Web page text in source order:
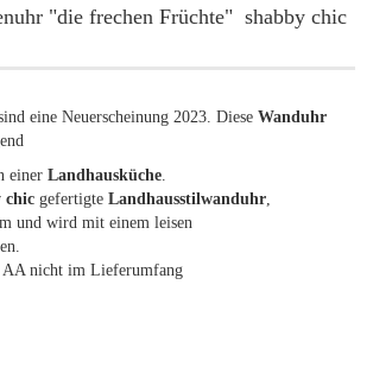
"die frechen Früchte" shabby chic
eine Neuerscheinung 2023. Diese Wanduhr
einer Landhausküche
chic gefertigte Landhausstilwanduhr
und wird mit einem leisen
AA nicht im Lieferumfang